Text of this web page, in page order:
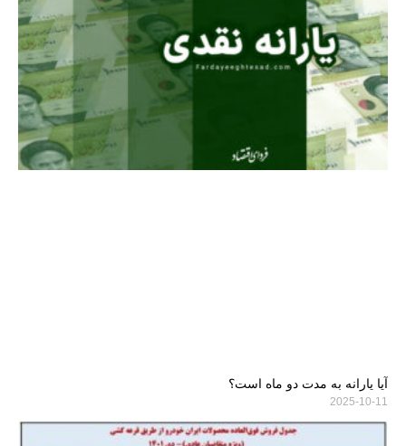
آیا یارانه به مدت دو ماه است؟
2025-10-11